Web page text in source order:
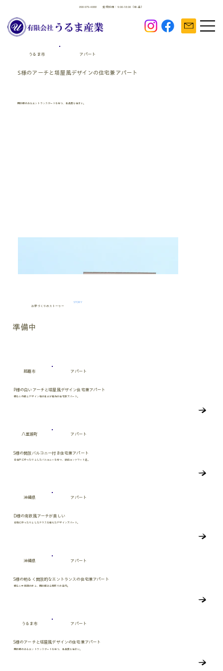
098-979-4888 受付時間：9:00-18:00（月-金）
うるま市 アパート
S様のアーチと塔屋風デザインの住宅兼アパート
開放感のあるエントランスゲートを持つ、高品質な住まい。
STORY
お家づくりのストーリー
準備中
那覇市 アパート
P様の白いアーチと塔屋風デザイン住宅兼アパート
明るい外観とデザイン性の高さが魅力の住宅兼アパート。
八重瀬町 アパート
S様の開放バルコニー付き住宅兼アパート
各住戸にゆったりとしたバルコニーを持つ、鉄筋コンクリート造。
沖縄県 アパート
D様の南欧風アーチが美しい
各階にゆったりとしたテラスを備えたデザインアパート。
沖縄県 アパート
S様の明るく開放的なエントランスの住宅兼アパート
明るい木目調の床と、開放感ある間取りの室内。
うるま市 アパート
S様のアーチと塔屋風デザインの住宅兼アパート
開放感のあるエントランスゲートを持つ、高品質な住まい。